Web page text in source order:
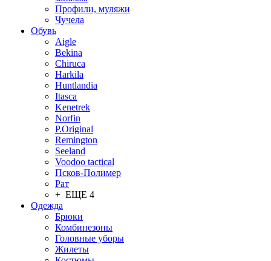
Профили, муляжи
Чучела
Обувь
Aigle
Bekina
Chiruсa
Harkila
Huntlandia
Itasca
Kenetrek
Norfin
P.Original
Remington
Seeland
Voodoo tactical
Псков-Полимер
Рат
+ ЕЩЕ 4
Одежда
Брюки
Комбинезоны
Головные уборы
Жилеты